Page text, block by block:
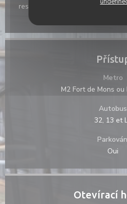
restaurantTitres restaurant,
Metro
M2 Fort de Mons ou
Autobus
32, 13 et
Oui
Otevírací